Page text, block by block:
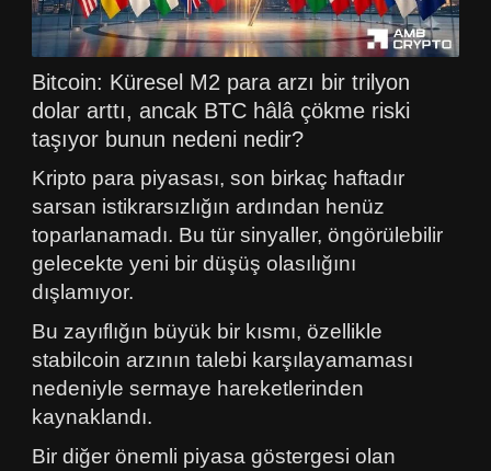
Bitcoin: Küresel M2 para arzı bir trilyon
dolar arttı, ancak BTC hâlâ çökme riski
taşıyor bunun nedeni nedir?
Kripto para piyasası, son birkaç haftadır
sarsan istikrarsızlığın ardından henüz
toparlanamadı. Bu tür sinyaller, öngörülebilir
gelecekte yeni bir düşüş olasılığını
dışlamıyor.
Bu zayıflığın büyük bir kısmı, özellikle
stabilcoin arzının talebi karşılayamaması
nedeniyle sermaye hareketlerinden
kaynaklandı.
Bir diğer önemli piyasa göstergesi olan